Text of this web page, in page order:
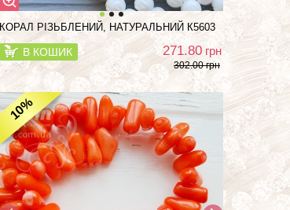
КОРАЛ РІЗЬБЛЕНИЙ, НАТУРАЛЬНИЙ К5603
В КОШИК 271.80 грн
302.00 грн
10%